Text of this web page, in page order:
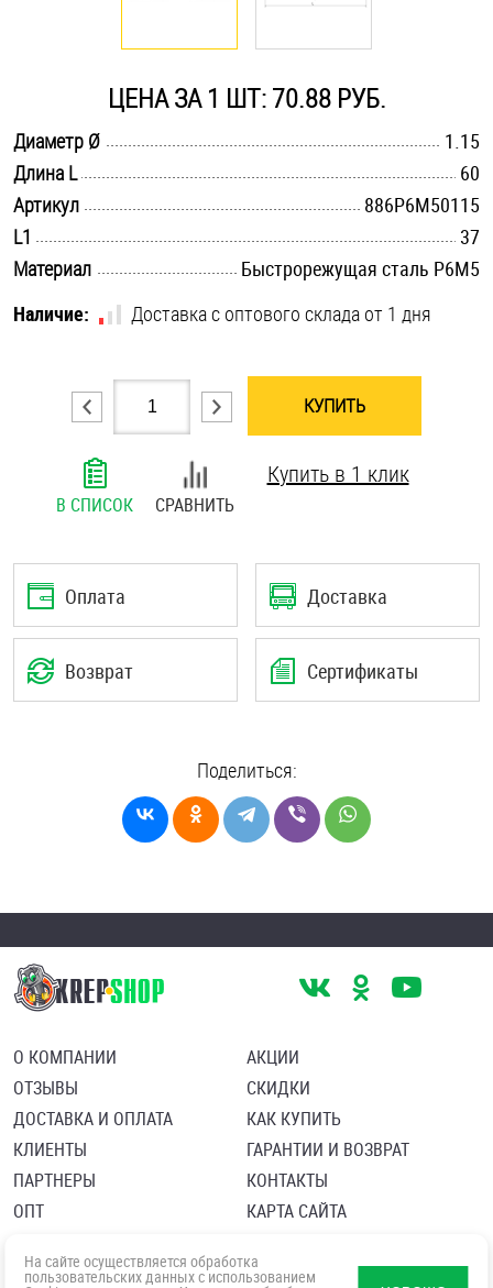
Стопорные кольца
Такелаж
Хомуты
Шпильки
Шплинты
Штифты и пальцы
ЦЕНА ЗА 1 ШТ: 70.88 РУБ.
Диаметр Ø
1.15
Длина L
60
Артикул
886Р6М50115
L1
37
Материал
Быстрорежущая сталь Р6М5
Наличие:
Доставка с оптового склада от 1 дня
КУПИТЬ
В СПИСОК СРАВНИТЬ
Купить в 1 клик
Оплата Доставка
Возврат Сертификаты
Поделиться:
О КОМПАНИИ
ОТЗЫВЫ
ДОСТАВКА И ОПЛАТА
КЛИЕНТЫ
ПАРТНЕРЫ
ОПТ
АКЦИИ
СКИДКИ
КАК КУПИТЬ
ГАРАНТИИ И ВОЗВРАТ
КОНТАКТЫ
КАРТА САЙТА
Политика в отношении обработки персональных данных
Согласие посетителя сайта на обработку персональных данны
На сайте осуществляется обработка
пользовательских данных с использованием